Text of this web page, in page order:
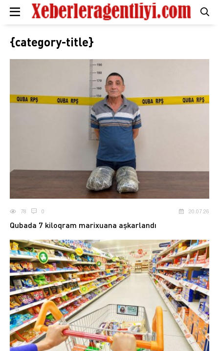
{category-title}
78 0 20.07.26
Qubada 7 kiloqram marixuana aşkarlandı